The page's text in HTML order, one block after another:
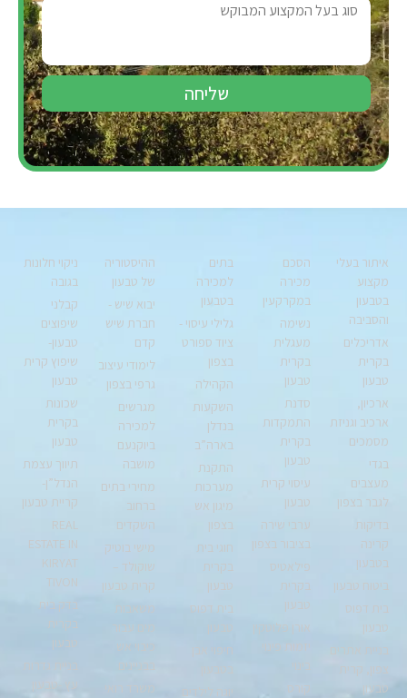
שליחה
איתור בעלי
מקצוע
בטבעון
והסביבה
אדריכלים
בקרית
טבעון
ארכיון,
ארכיב וגניזת
מסמכים
בגדי
מעצבים
לגבר בצפון
בדיקות
קרינה
בטבעון
ביטוח טבעון
בית דפוס
טבעון
בניית אתרים
טבעון
הסכם
מכירה
במקרקעין
נשימה
מעגלית
בקרית
טבעון
סדנת
התמקדות
בקרית
טבעון
עיסוי קרית
טבעון
ערבי שירה
בציבור בצפון
פילאטיס
בקרית
טבעון
אורן פלוטקין
בתים
למכירה
בטבעון
גלילי עיסוי -
ציוד ספורט
בצפון
הקהילה
השקעות
בנדלן
בארה”ב
התקנת
מערכות
מיגון אש
בצפון
חוגי בית
בקרית
טבעון
בית דפוס
חיפוי אבן
ההיסטוריה
של טבעון
יבוא שיש -
חברת שיש
קדם
לימודי עיצוב
גרפי בצפון
מגרשים
למכירה
ביוקנעם
מושבה
מחירי בתים
ברחוב
השקדים
מישי בוטיק
שוקולד –
קרית טבעון
משאבות
מים עבור
ניקוי חלונות
בגובה
קבלני
שיפוצים
טבעון-
שיפוץ קרית
טבעון
שכונות
בקרית
טבעון
תיווך עצמת
הנדל”ן-
קריית טבעון
REAL
ESTATE IN
KIRYAT
TIVON
בדק בית
בקרית
טבעון
עץ -טבעון